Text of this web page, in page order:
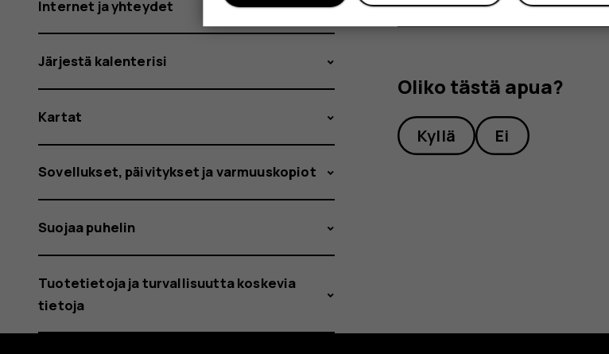
Oliko tästä apua?
Kyllä Ei
Internet ja yhteydet
Järjestä kalenterisi
Kartat
Sovellukset, päivitykset ja varmuuskopiot
Suojaa puhelin
Tuotetietoja ja turvallisuutta koskevia
tietoja